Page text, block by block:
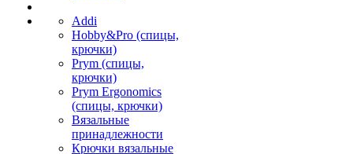
Addi
Hobby&Pro (спицы,
крючки)
Prym (спицы,
крючки)
Prym Ergonomics
(спицы, крючки)
Вязальные
принадлежности
Крючки вязальные